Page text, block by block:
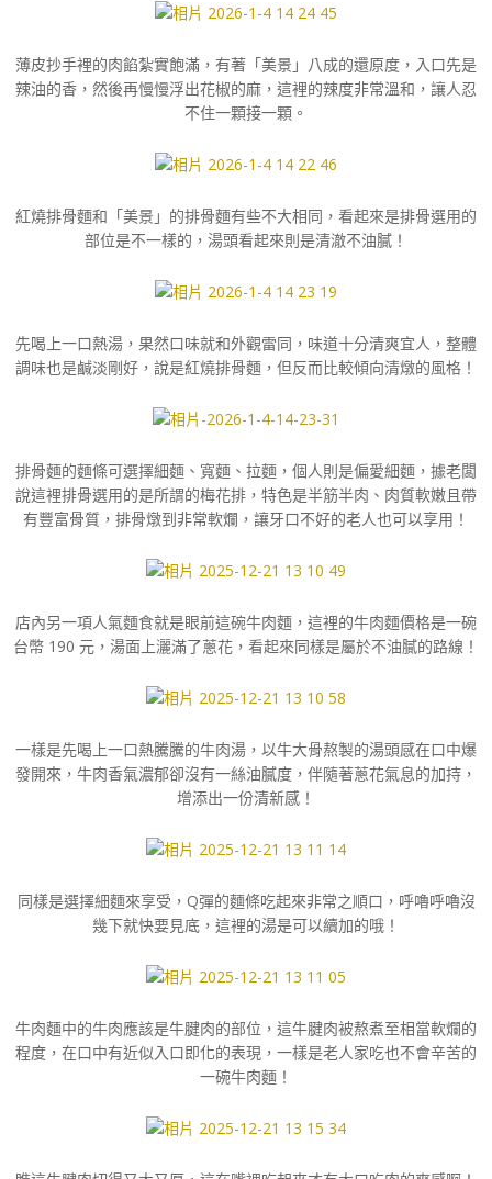
薄皮抄手裡的肉餡紮實飽滿，有著「美景」八成的還原度，入口先是
辣油的香，然後再慢慢浮出花椒的麻，這裡的辣度非常溫和，讓人忍
不住一顆接一顆。
紅燒排骨麵和「美景」的排骨麵有些不大相同，看起來是排骨選用的
部位是不一樣的，湯頭看起來則是清澈不油膩！
先喝上一口熱湯，果然口味就和外觀雷同，味道十分清爽宜人，整體
調味也是鹹淡剛好，說是紅燒排骨麵，但反而比較傾向清燉的風格！
排骨麵的麵條可選擇細麵、寬麵、拉麵，個人則是偏愛細麵，據老闆
說這裡排骨選用的是所謂的梅花排，特色是半筋半肉、肉質軟嫩且帶
有豐富骨質，排骨燉到非常軟爛，讓牙口不好的老人也可以享用！
店內另一項人氣麵食就是眼前這碗牛肉麵，這裡的牛肉麵價格是一碗
台幣 190 元，湯面上灑滿了蔥花，看起來同樣是屬於不油膩的路線！
一樣是先喝上一口熱騰騰的牛肉湯，以牛大骨熬製的湯頭感在口中爆
發開來，牛肉香氣濃郁卻沒有一絲油膩度，伴隨著蔥花氣息的加持，
增添出一份清新感！
同樣是選擇細麵來享受，Q彈的麵條吃起來非常之順口，呼嚕呼嚕沒
幾下就快要見底，這裡的湯是可以續加的哦！
牛肉麵中的牛肉應該是牛腱肉的部位，這牛腱肉被熬煮至相當軟爛的
程度，在口中有近似入口即化的表現，一樣是老人家吃也不會辛苦的
一碗牛肉麵！